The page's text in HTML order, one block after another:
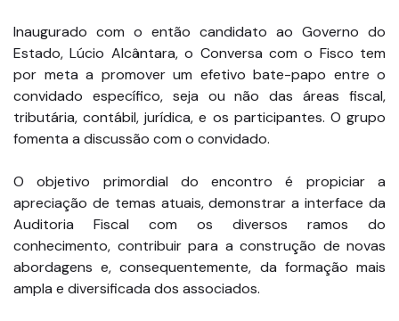
Inaugurado com o então candidato ao Governo do
Estado, Lúcio Alcântara, o Conversa com o Fisco tem
por meta a promover um efetivo bate-papo entre o
convidado específico, seja ou não das áreas fiscal,
tributária, contábil, jurídica, e os participantes. O grupo
fomenta a discussão com o convidado.
O objetivo primordial do encontro é propiciar a
apreciação de temas atuais, demonstrar a interface da
Auditoria Fiscal com os diversos ramos do
conhecimento, contribuir para a construção de novas
abordagens e, consequentemente, da formação mais
ampla e diversificada dos associados.